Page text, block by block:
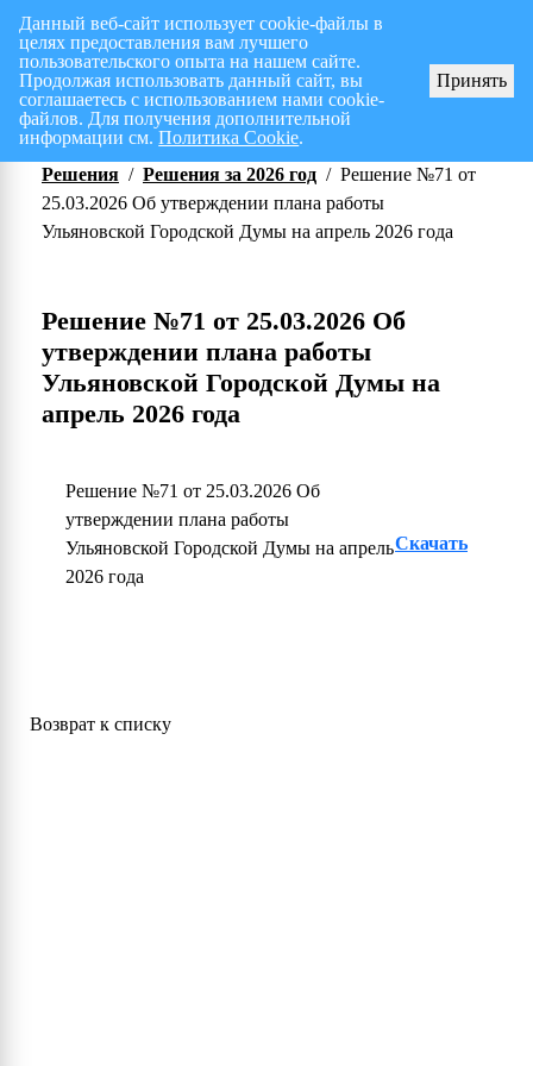
Перспективный план работ на I полугодие 2026 г.
Решения / Решения за 2026 год / Решение №71 от
25.03.2026 Об утверждении плана работы
Ульяновской Городской Думы на апрель 2026 года
Решение №71 от 25.03.2026 Об
утверждении плана работы
Ульяновской Городской Думы на
апрель 2026 года
Решение №71 от 25.03.2026 Об
утверждении плана работы
Ульяновской Городской Думы на апрель
2026 года
Скачать
Возврат к списку
Данный веб-сайт использует cookie-файлы в
целях предоставления вам лучшего
пользовательского опыта на нашем сайте.
Продолжая использовать данный сайт, вы
соглашаетесь с использованием нами cookie-
файлов. Для получения дополнительной
информации см.Политика Cookie.
Принять